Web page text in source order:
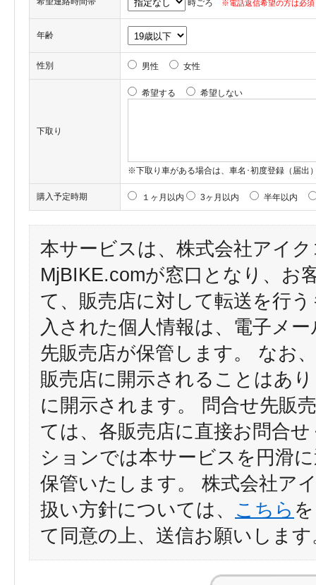
時ごろ ※電話返信希望の方は必須
年齢
性別 男性 女性
下取り
希望する 希望しない
※下取り車がある場合は、車名･初度登録（届出
購入予定時期 １ヶ月以内 3ヶ月以内 半年以内
本サービスは、株式会社アイ
MjBIKE.comが窓口となり、お
て、販売店に対して転送を行
入された個人情報は、電子メ
先販売店が保管します。 なお
販売店に開示されることはあ
に開示されます。 問合せ先販
ては、各販売店に直接お問合
ションでは本サービスを円滑
保管いたします。 株式会社ア
扱い方針については、 こちら
て同意の上、送信お願いします